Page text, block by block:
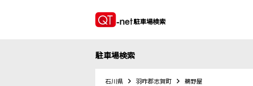
駐車場検索
駐車場検索
石川県 羽咋郡志賀町 鵜野屋